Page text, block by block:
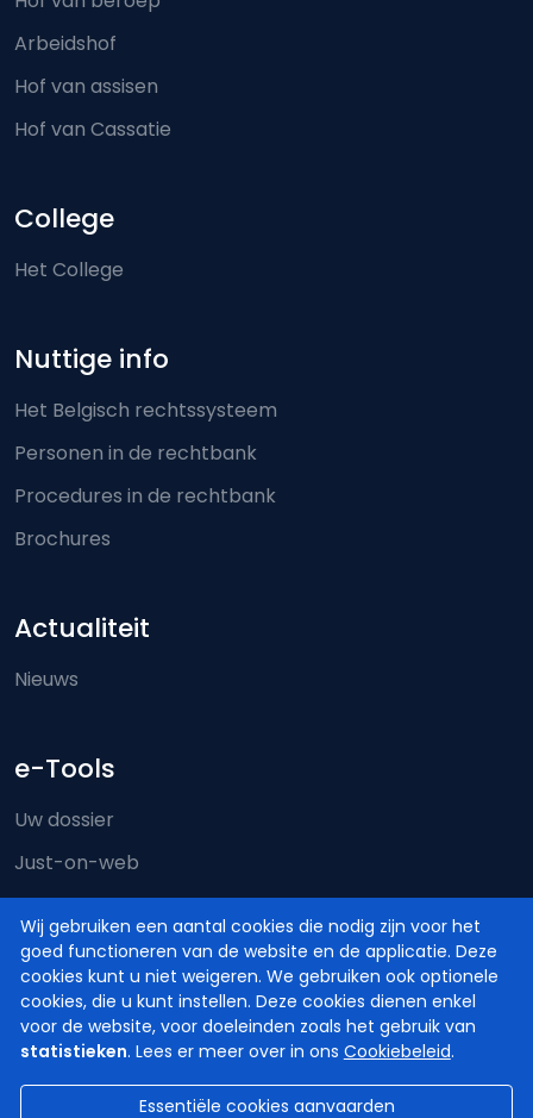
Wij gebruiken een aantal cookies die nodig zijn voor het
goed functioneren van de website en de applicatie. Deze
cookies kunt u niet weigeren. We gebruiken ook optionele
cookies, die u kunt instellen. Deze cookies dienen enkel
voor de website, voor doeleinden zoals het gebruik van
statistieken. Lees er meer over in ons Cookiebeleid.
Essentiële cookies aanvaarden
Arbeidshof
Hof van assisen
Hof van Cassatie
College
Het College
Nuttige info
Het Belgisch rechtssysteem
Personen in de rechtbank
Procedures in de rechtbank
Brochures
Actualiteit
Nieuws
e-Tools
Uw dossier
Just-on-web
e-Deposit
Territoriale bevoegdheid